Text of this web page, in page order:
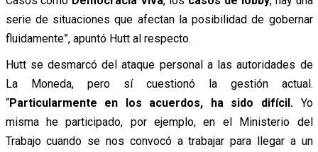
serie de situaciones que afectan la posibilidad de gobernar
fluidamente”, apuntó Hutt al respecto.
Hutt se desmarcó del ataque personal a las autoridades de
La Moneda, pero sí cuestionó la gestión actual.
“Particularmente en los acuerdos, ha sido difícil. Yo
misma he participado, por ejemplo, en el Ministerio del
Trabajo cuando se nos convocó a trabajar para llegar a un